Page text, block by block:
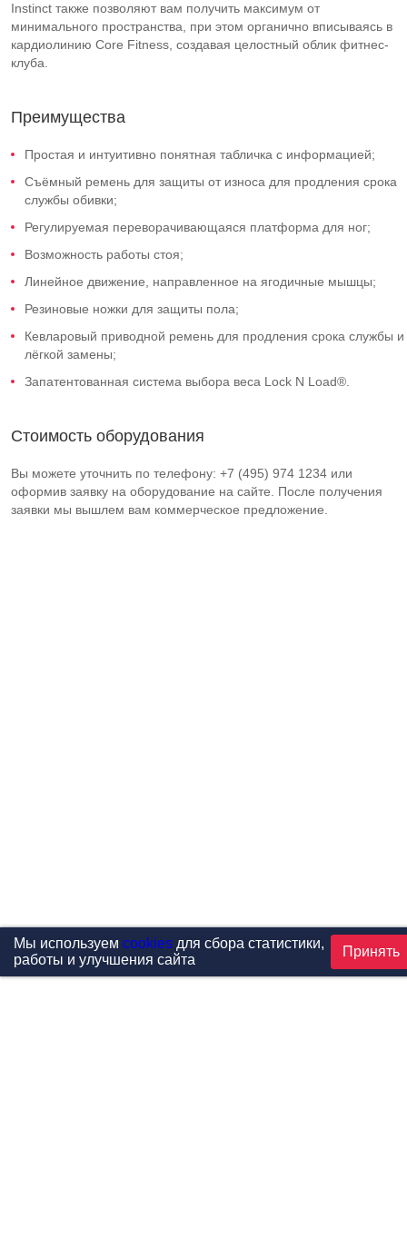
Instinct также позволяют вам получить максимум от
минимального пространства, при этом органично вписываясь в
кардиолинию Core Fitness, создавая целостный облик фитнес-
клуба.
Преимущества
Простая и интуитивно понятная табличка с информацией;
Съёмный ремень для защиты от износа для продления срока
службы обивки;
Регулируемая переворачивающаяся платформа для ног;
Возможность работы стоя;
Линейное движение, направленное на ягодичные мышцы;
Резиновые ножки для защиты пола;
Кевларовый приводной ремень для продления срока службы и
лёгкой замены;
Запатентованная система выбора веса Lock N Load®.
Стоимость оборудования
Вы можете уточнить по телефону: +7 (495) 974 1234 или
оформив заявку на оборудование на сайте. После получения
заявки мы вышлем вам коммерческое предложение.
Мы используем cookiesдля сбора статистики,
работы и улучшения сайта
Принять